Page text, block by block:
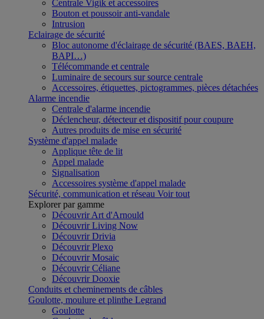
Centrale Vigik et accessoires
Bouton et poussoir anti-vandale
Intrusion
Eclairage de sécurité
Bloc autonome d'éclairage de sécurité (BAES, BAEH,
BAPI…)
Télécommande et centrale
Luminaire de secours sur source centrale
Accessoires, étiquettes, pictogrammes, pièces détachées
Alarme incendie
Centrale d'alarme incendie
Déclencheur, détecteur et dispositif pour coupure
Autres produits de mise en sécurité
Système d'appel malade
Applique tête de lit
Appel malade
Signalisation
Accessoires système d'appel malade
Sécurité, communication et réseau Voir tout
Explorer par gamme
Découvrir Art d'Arnould
Découvrir Living Now
Découvrir Drivia
Découvrir Plexo
Découvrir Mosaic
Découvrir Céliane
Découvrir Dooxie
Conduits et cheminements de câbles
Goulotte, moulure et plinthe Legrand
Goulotte